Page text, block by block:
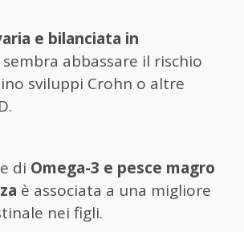
e bilanciata in
sembra abbassare il rischio
sviluppi Crohn o altre
di Omega-3 e pesce magro
è associata a una migliore
nei figli.